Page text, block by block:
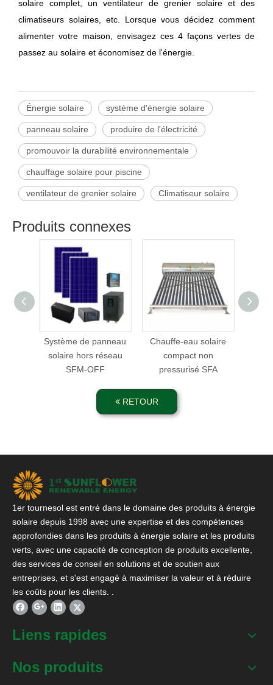
solaire complet, un ventilateur de grenier solaire et des
climatiseurs solaires, etc. Lorsque vous décidez comment
alimenter votre maison, envisagez ces 4 façons vertes de
passez au solaire et économisez de l'énergie.
Énergie solaire système d'énergie solaire
panneau solaire produire de l'électricité
promouvoir la durabilité environnementale
chauffage solaire pour piscine
ventilateur de grenier solaire Climatiseur solaire
Produits connexes
Système de panneau
solaire hors réseau
SFM-OFF
Chauffe-eau solaire
compact non
pressurisé SFA
RETOUR
1er tournesol est entré dans le domaine des produits à énergie
solaire depuis 1998 avec une expertise et des compétences
approfondies dans les produits à énergie solaire et les produits
verts, avec une capacité de conception de produits excellente,
des services de conseil en solutions et de soutien aux
entreprises, et s'est engagé à maximiser la valeur et à réduire
les coûts pour les clients. .
Liens rapides
Nos produits